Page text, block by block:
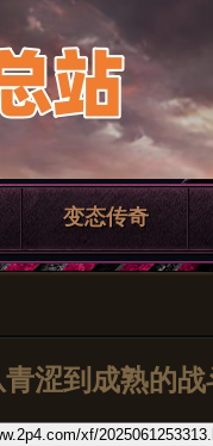
变态传奇
涩到成熟的战
xf/